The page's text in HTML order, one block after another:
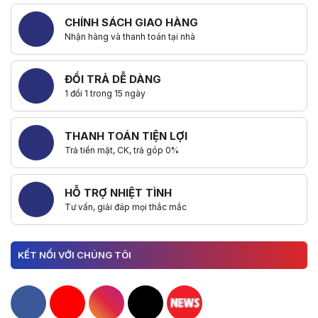
CHÍNH SÁCH GIAO HÀNG
Nhận hàng và thanh toán tại nhà
ĐỔI TRẢ DỄ DÀNG
1 đổi 1 trong 15 ngày
THANH TOÁN TIỆN LỢI
Trả tiền mặt, CK, trả góp 0%
HỖ TRỢ NHIỆT TÌNH
Tư vấn, giải đáp mọi thắc mắc
KẾT NỐI VỚI CHÚNG TÔI
Hacom Facebook
Hacom YouTube
Hacom Instagram
Hacom TikTok